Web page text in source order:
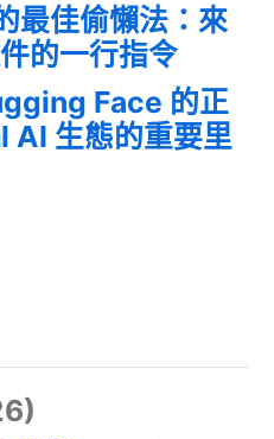
最佳偷懶法：來
的一行指令
Face 的正
AI 生態的重要里